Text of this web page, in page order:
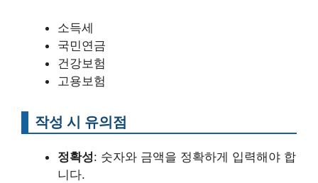
소득세
국민연금
건강보험
고용보험
작성 시 유의점
정확성: 숫자와 금액을 정확하게 입력해야 합
니다.